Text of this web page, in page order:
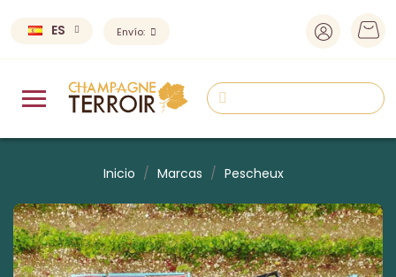
ES Envío:
Inicio Marcas Pescheux